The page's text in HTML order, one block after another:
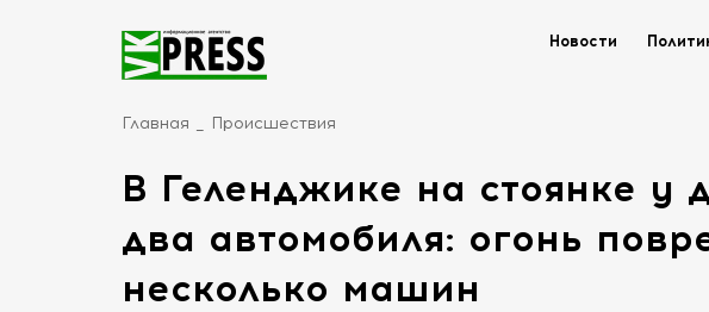
Новости
Главная Происшествия
В Геленджике на стоянке у
два автомобиля: огонь
несколько машин